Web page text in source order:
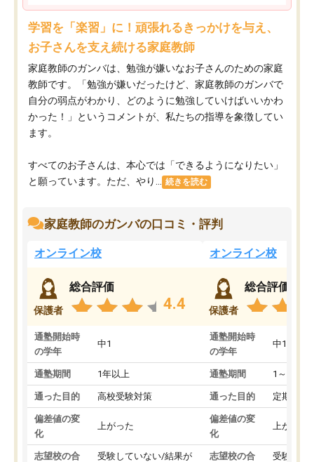
学習を「楽習」に！頑張れるきっかけを与え、
お子さんを支え続ける家庭教師
家庭教師のガンバは、勉強が嫌いなお子さんのための家庭
教師です。「勉強が嫌いだったけど、家庭教師のガンバで
自分の弱点がわかり、どのように勉強していけばいいかわ
かった！」というコメントが、私たちの指導を象徴してい
ます。
すべてのお子さんは、本心では「できるようになりたい」
と願っています。ただ、やり...
続きを読む
家庭教師のガンバの口コミ・評判
オンライン校
保護者
総合評価
4.4
通塾開始時
の学年
中1
通塾期間 1年以上
通った目的 高校受験対策
偏差値の変
化
上がった
志望校の合
受験していない/結果が
オンライン校
保護者
総合評価
通塾開始時
の学年
中1
通塾期間 1～3ヵ月
通った目的 定期テス
偏差値の変
化
上がった
志望校の合
受験して